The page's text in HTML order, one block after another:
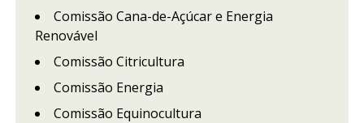
Comissão Cana-de-Açúcar e Energia
Renovável
Comissão Citricultura
Comissão Energia
Comissão Equinocultura